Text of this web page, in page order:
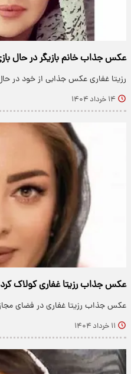
عکس جذاب خانم بازیگر در حال
رزیتا غفاری عکس جذابی از خود در
۱۴ خرداد ۱۴۰۴
عکس جذاب رزیتا غفاری کولاک کرد
عکس جذاب رزیتا غفاری در فضای
۱۱ خرداد ۱۴۰۴